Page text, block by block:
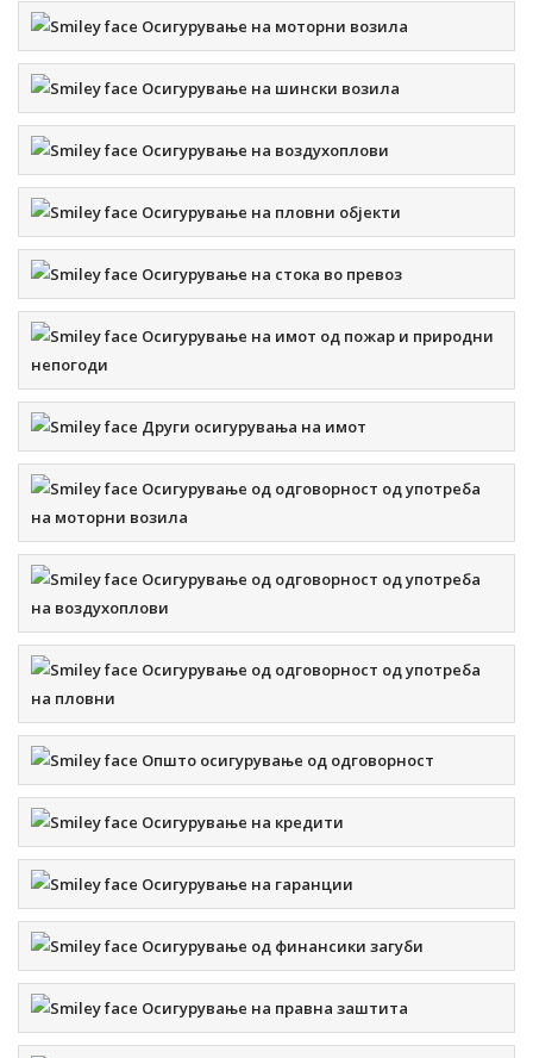
Осигурување на моторни возила
Осигурување на шински возила
Осигурување на воздухоплови
Осигурување на пловни објекти
Осигурување на стока во превоз
Осигурување на имот од пожар и природни
непогоди
Други осигурувања на имот
Осигурување од одговорност од употреба
на моторни возила
Осигурување од одговорност од употреба
на воздухоплови
Осигурување од одговорност од употреба
на пловни
Општо осигурување од одговорност
Осигурување на кредити
Осигурување на гаранции
Осигурување од финансики загуби
Осигурување на правна заштита